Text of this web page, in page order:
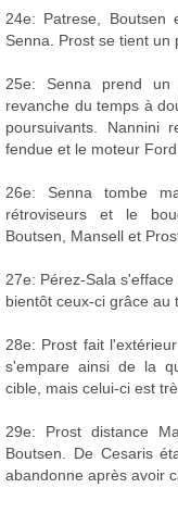
24e: Patrese,
Senna. Prost se tient un
25e: Senna prend
revanche du temps à
poursuivants. Nannini
fendue et le moteur
26e: Senna tombe
rétroviseurs et le
Boutsen, Mansell et
27e: Pérez-Sala
bientôt ceux-ci grâce au
28e: Prost fait
s'empare ainsi de la
cible, mais celui-ci est
29e: Prost distance
Boutsen. De Cesaris
abandonne après avoir